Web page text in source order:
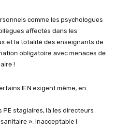
comme les psychologues
affectés dans les
et la totalité des enseignants de
obligatoire avec menaces de
!
IEN exigent même, en
PE stagiaires, là les directeurs
». Inacceptable !